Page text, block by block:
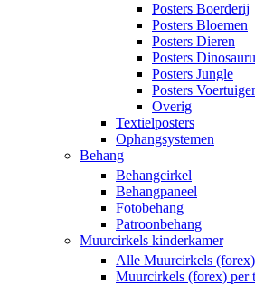
Posters Boerderij
Posters Bloemen
Posters Dieren
Posters
Posters Jungle
Posters
Overig
Textielposters
Ophangsystemen
Behang
Behangcirkel
Behangpaneel
Fotobehang
Patroonbehang
Muurcirkels kinderkamer
Alle Muurcirkels (forex)
Muurcirkels (forex) per